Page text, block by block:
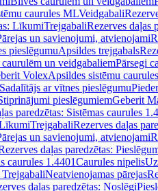
caurules MLVeidgabali
LīkumiTrejgabaliRezerves daļas
un savienojumi, atvienojami
pieslēgumuApsildes trejgabals
un veidgabaliemPārsegi
VolexApsildes sistēmu
Sadalītājs ar vītnes pieslēgumu
pieslēgumiemGeberit
paredzētas: Sistēmas caurules
TrejgabaliRezerves daļas
un savienojumi, atvienojami
daļas paredzētas:
caurules 1.4401Caurules nipelis
TrejgabaliNeatvienojamas pārejas
daļas paredzētas: Noslēgi